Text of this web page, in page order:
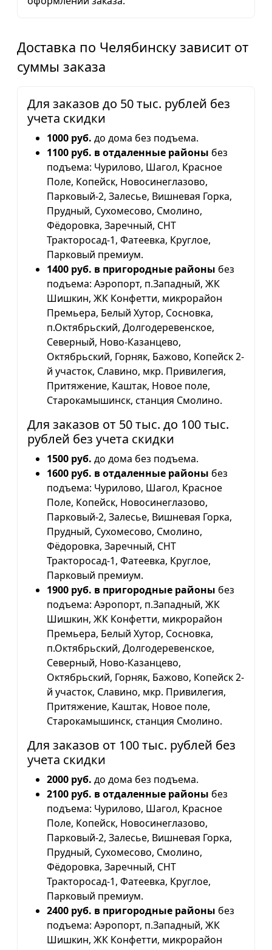
Доставка по Челябинску зависит от
суммы заказа
Для заказов до 50 тыс. рублей без
учета скидки
1000 руб. до дома без подъема.
1100 руб. в отдаленные районы без
подъема: Чурилово, Шагол, Красное
Поле, Копейск, Новосинеглазово,
Парковый-2, Залесье, Вишневая Горка,
Прудный, Сухомесово, Смолино,
Фёдоровка, Заречный, СНТ
Тракторосад-1, Фатеевка, Круглое,
Парковый премиум.
1400 руб. в пригородные районы без
подъема: Аэропорт, п.Западный, ЖК
Шишкин, ЖК Конфетти, микрорайон
Премьера, Белый Хутор, Сосновка,
п.Октябрьский, Долгодеревенское,
Северный, Ново-Казанцево,
Октябрьский, Горняк, Бажово, Копейск 2-
й участок, Славино, мкр. Привилегия,
Притяжение, Каштак, Новое поле,
Старокамышинск, станция Смолино.
Для заказов от 50 тыс. до 100 тыс.
рублей без учета скидки
1500 руб. до дома без подъема.
1600 руб. в отдаленные районы без
подъема: Чурилово, Шагол, Красное
Поле, Копейск, Новосинеглазово,
Парковый-2, Залесье, Вишневая Горка,
Прудный, Сухомесово, Смолино,
Фёдоровка, Заречный, СНТ
Тракторосад-1, Фатеевка, Круглое,
Парковый премиум.
1900 руб. в пригородные районы без
подъема: Аэропорт, п.Западный, ЖК
Шишкин, ЖК Конфетти, микрорайон
Премьера, Белый Хутор, Сосновка,
п.Октябрьский, Долгодеревенское,
Северный, Ново-Казанцево,
Октябрьский, Горняк, Бажово, Копейск 2-
й участок, Славино, мкр. Привилегия,
Притяжение, Каштак, Новое поле,
Старокамышинск, станция Смолино.
Для заказов от 100 тыс. рублей без
учета скидки
2000 руб. до дома без подъема.
2100 руб. в отдаленные районы без
подъема: Чурилово, Шагол, Красное
Поле, Копейск, Новосинеглазово,
Парковый-2, Залесье, Вишневая Горка,
Прудный, Сухомесово, Смолино,
Фёдоровка, Заречный, СНТ
Тракторосад-1, Фатеевка, Круглое,
Парковый премиум.
2400 руб. в пригородные районы без
подъема: Аэропорт, п.Западный, ЖК
Шишкин, ЖК Конфетти, микрорайон